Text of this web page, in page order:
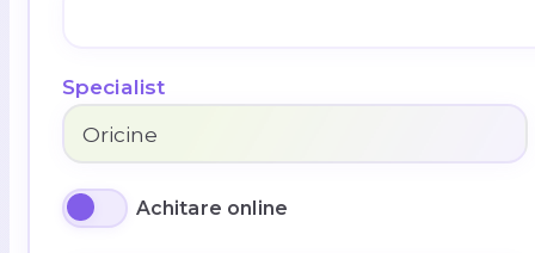
Specialist
Achitare online